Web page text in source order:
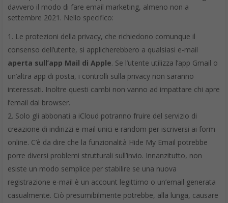
davvero il modo di fare email marketing, almeno non a
settembre 2021. Nello specifico:
Le protezioni della privacy, che richiedono comunque il
consenso dell’utente, si applicherebbero a qualsiasi e-mail
aperta sull’app Mail di Apple. Se l’utente utilizza l’app Gmail o
un’altra app di posta, i controlli sulla privacy non saranno
interessati. Inoltre questi cambi non vanno ad impattare chi apre
l’email dal browser.
Solo gli abbonati a iCloud potranno fruire del servizio di
creazione di indirizzi e-mail unici e random per iscriversi ai form
online. C’è da dire che la funzionalità Hide My Email potrebbe
porre diversi problemi strutturali sull’invio. Innanzitutto, non
esiste un modo semplice per stabilire se una nuova
registrazione e-mail è un account legittimo o un’email generata
casualmente. Ciò presumibilmente potrebbe, alla lunga, causare